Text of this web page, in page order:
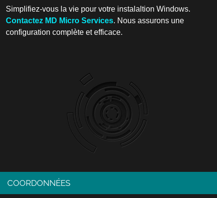
COORDONNÉES
Simplifiez-vous la vie pour votre instalaltion Windows.
Contactez MD Micro Services. Nous assurons une
configuration complète et efficace.